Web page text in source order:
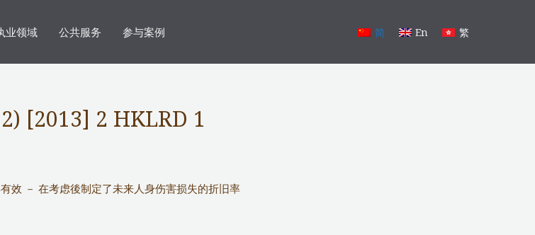
业领域 公共服务 参与案例 简 En 繁
[2013] 2 HKLRD 1
效 － 在考虑後制定了未来人身伤害损失的折旧率